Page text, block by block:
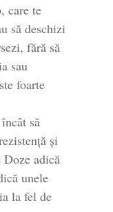
care te
să deschizi
fără să
sau
foarte
să
și
adică
unele
la fel de